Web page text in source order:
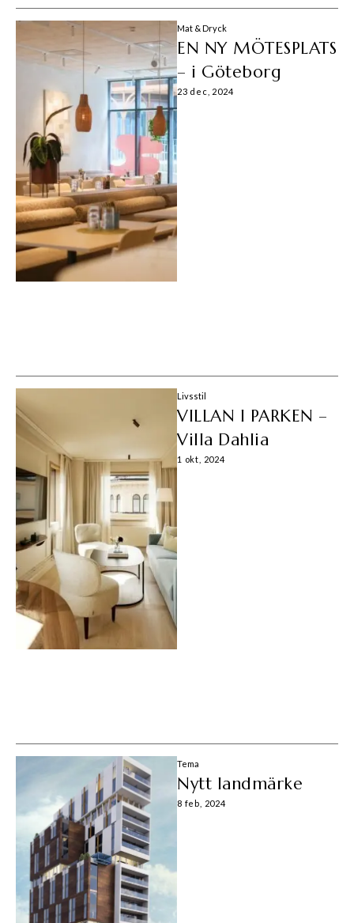
Mat & Dryck
EN NY MÖTESPLATS
– i Göteborg
23 dec, 2024
Livsstil
VILLAN I PARKEN –
Villa Dahlia
1 okt, 2024
Tema
Nytt landmärke
8 feb, 2024